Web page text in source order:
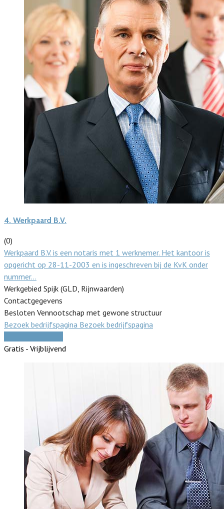
4. Werkpaard B.V.
(0)
Werkpaard B.V. is een notaris met 1 werknemer. Het kantoor is
opgericht op 28-11-2003 en is ingeschreven bij de KvK onder
nummer…
Werkgebied Spijk (GLD, Rijnwaarden)
Contactgegevens
Besloten Vennootschap met gewone structuur
Bezoek bedrijfspagina Bezoek bedrijfspagina
Gratis - Vrijblijvend